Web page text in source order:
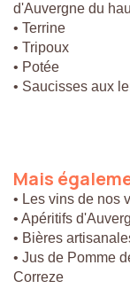
d'Auvergne du
• Terrine
• Tripoux
• Potée
• Saucisses aux
Mais
• Les vins de nos
• Apéritifs
• Bières
• Jus de Pomme
Correze